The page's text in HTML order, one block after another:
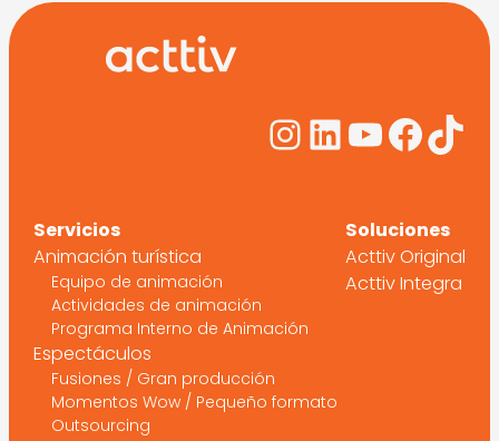
Instagram
LinkedIn
Servicios
Animación turística
Equipo de animación
Actividades de animación
Programa Interno de Animación
Espectáculos
Fusiones / Gran producción
Momentos Wow / Pequeño formato
Outsourcing
Soluciones
Acttiv Original
Acttiv Integra